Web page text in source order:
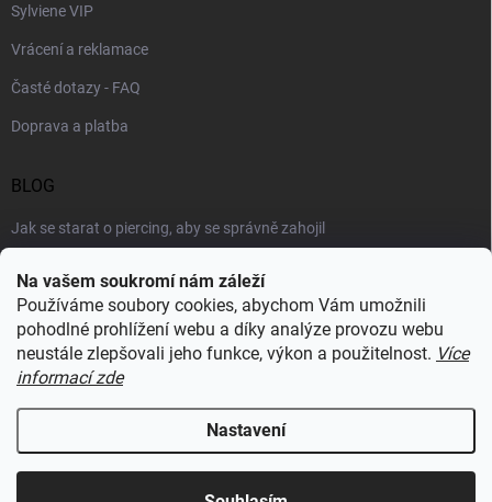
Na vašem soukromí nám záleží
Používáme soubory cookies, abychom Vám umožnili
pohodlné prohlížení webu a díky analýze provozu webu
neustále zlepšovali jeho funkce, výkon a použitelnost. Více
informací zde
Nastavení
Sylviene VIP
Vrácení a reklamace
Časté dotazy - FAQ
Doprava a platba
BLOG
Jak se starat o piercing, aby se správně zahojil
Šperky a voda: co šperkům vadí nejvíc a proč
Copyright 2026Sylviene. Všechna práva vyhrazena.Upravit nastavení
cookies